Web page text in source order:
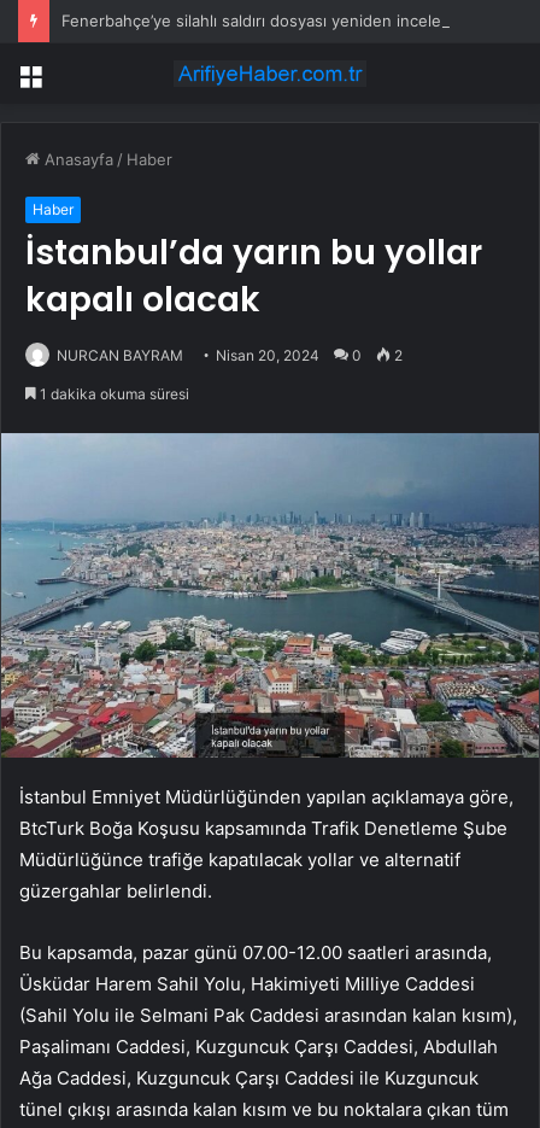
Fenerbahçe’ye silahlı saldırı dosyası yeniden incelenecek
Menü
Anasayfa / Haber
Haber
İstanbul’da yarın bu yollar
kapalı olacak
NURCAN BAYRAM Nisan 20, 2024 0 2
1 dakika okuma süresi
İstanbul Emniyet Müdürlüğünden yapılan açıklamaya göre,
BtcTurk Boğa Koşusu kapsamında Trafik Denetleme Şube
Müdürlüğünce trafiğe kapatılacak yollar ve alternatif
güzergahlar belirlendi.
Bu kapsamda, pazar günü 07.00-12.00 saatleri arasında,
Üsküdar Harem Sahil Yolu, Hakimiyeti Milliye Caddesi
(Sahil Yolu ile Selmani Pak Caddesi arasından kalan kısım),
Paşalimanı Caddesi, Kuzguncuk Çarşı Caddesi, Abdullah
Ağa Caddesi, Kuzguncuk Çarşı Caddesi ile Kuzguncuk
tünel çıkışı arasında kalan kısım ve bu noktalara çıkan tüm